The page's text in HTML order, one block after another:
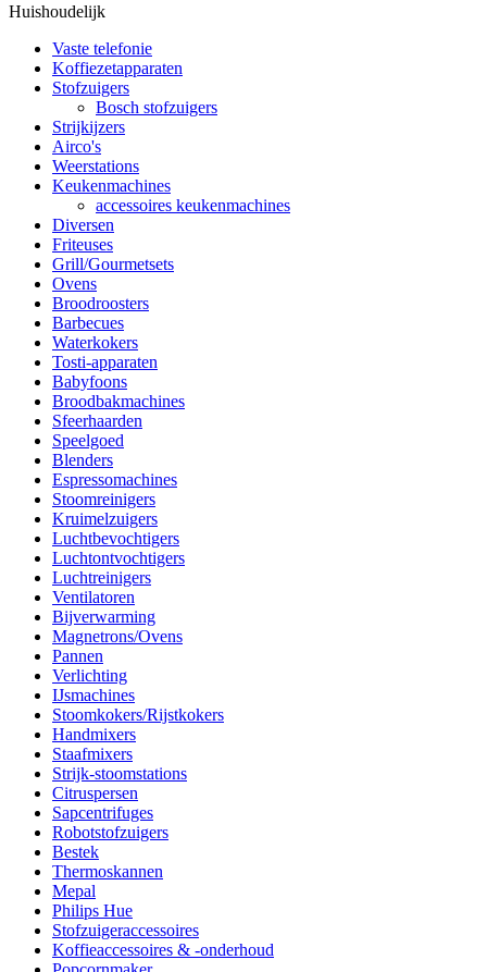
Huishoudelijk
Vaste telefonie
Koffiezetapparaten
Stofzuigers
Bosch stofzuigers
Strijkijzers
Airco's
Weerstations
Keukenmachines
accessoires keukenmachines
Diversen
Friteuses
Grill/Gourmetsets
Ovens
Broodroosters
Barbecues
Waterkokers
Tosti-apparaten
Babyfoons
Broodbakmachines
Sfeerhaarden
Speelgoed
Blenders
Espressomachines
Stoomreinigers
Kruimelzuigers
Luchtbevochtigers
Luchtontvochtigers
Luchtreinigers
Ventilatoren
Bijverwarming
Magnetrons/Ovens
Pannen
Verlichting
IJsmachines
Stoomkokers/Rijstkokers
Handmixers
Staafmixers
Strijk-stoomstations
Citruspersen
Sapcentrifuges
Robotstofzuigers
Bestek
Thermoskannen
Mepal
Philips Hue
Stofzuigeraccessoires
Koffieaccessoires & -onderhoud